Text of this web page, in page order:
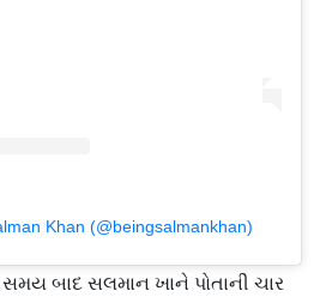
Khan (@beingsalmankhan)
સમય બાદ સલમાન ખાને પોતાની ચાર